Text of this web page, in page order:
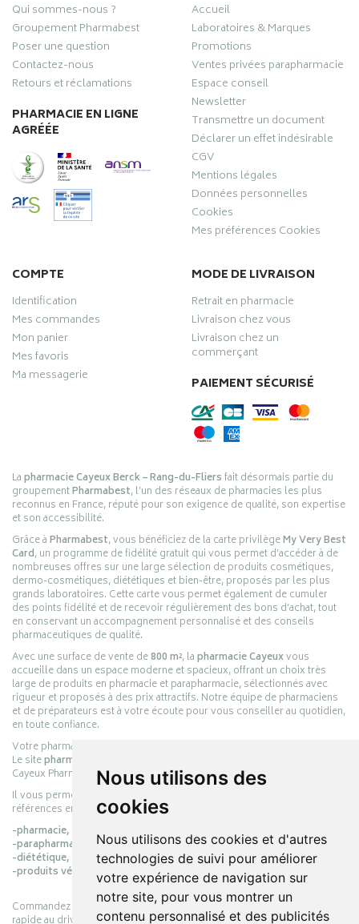
Nous utilisons des
cookies
Nous utilisons des cookies et d'autres
technologies de suivi pour améliorer
votre expérience de navigation sur
notre site, pour vous montrer un
contenu personnalisé et des publicités
Qui sommes-nous ?
Groupement Pharmabest
Poser une question
Contactez-nous
Retours et réclamations
PHARMACIE EN LIGNE
AGRÉÉE
Accueil
Laboratoires & Marques
Promotions
Ventes privées parapharmacie
Espace conseil
Newsletter
Transmettre un document
Déclarer un effet indésirable
CGV
Mentions légales
Données personnelles
Cookies
Mes préférences Cookies
COMPTE
Identification
Mes commandes
Mon panier
Mes favoris
Ma messagerie
MODE DE LIVRAISON
Retrait en pharmacie
Livraison chez vous
Livraison chez un
commerçant
PAIEMENT SÉCURISÉ
Lapharmacie Cayeux Berck – Rang-du-Fliersfait désormais partie du
groupementPharmabest, l’un des réseaux de pharmacies les plus
reconnus en France, réputé pour son exigence de qualité, son expertise
et son accessibilité.
Grâce àPharmabest, vous bénéficiez de la carte privilègeMy Very Best
Card, un programme de fidélité gratuit qui vous permet d’accéder à de
nombreuses offres sur une large sélection de produits cosmétiques,
dermo-cosmétiques, diététiques et bien-être, proposés par les plus
grands laboratoires. Cette carte vous permet également de cumuler
des points fidélité et de recevoir régulièrement des bons d’achat, tout
en conservant un accompagnement personnalisé et des conseils
pharmaceutiques de qualité.
Avec une surface de vente de800 m², lapharmacie Cayeuxvous
accueille dans un espace moderne et spacieux, offrant un choix très
large de produits en pharmacie et parapharmacie, sélectionnés avec
rigueur et proposés à des prix attractifs. Notre équipe de pharmaciens
et de préparateurs est à votre écoute pour vous conseiller au quotidien,
en toute confiance.
Votre pharmacie en ligne :
Le sitepharmacie-cayeux.fr
Cayeux Pharmabest Berck-sur-Mer – Rang-du-Fliers.
Il vous permet de réaliser vos achats en ligne parmi des milliers de
références en :
-pharmacie,
-parapharmacie,
-diététique,
-produits vétérinaires.
Commandez simplement vos produits en ligne et choisissez le retrait